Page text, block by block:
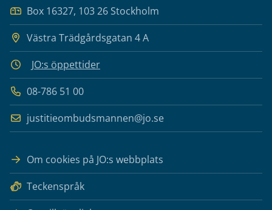
Box 16327, 103 26 Stockholm
Västra Trädgårdsgatan 4 A
JO:s öppettider
08-786 51 00
justitieombudsmannen@jo.se
Om cookies på JO:s webbplats
Teckenspråk